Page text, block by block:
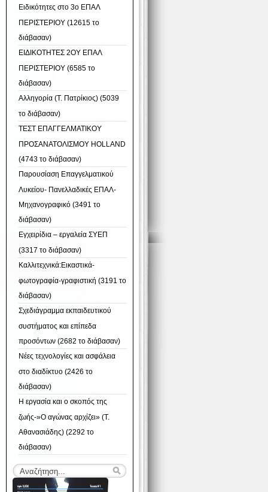
Ειδικότητες στο 3ο ΕΠΑΛ
ΠΕΡΙΣΤΕΡΙΟΥ (12615 το
διάβασαν)
ΕΙΔΙΚΟΤΗΤΕΣ 2ΟΥ ΕΠΑΛ
ΠΕΡΙΣΤΕΡΙΟΥ (6585 το
διάβασαν)
Αλληγορία (T. Πατρίκιος) (5039
το διάβασαν)
ΤΕΣΤ ΕΠΑΓΓΕΛΜΑΤΙΚΟΥ
ΠΡΟΣΑΝΑΤΟΛΙΣΜΟΥ HOLLAND
(4743 το διάβασαν)
Παρουσίαση Επαγγελματικού
Λυκείου- Πανελλαδικές ΕΠΑΛ-
Μηχανογραφικό (3491 το
διάβασαν)
Εγχειρίδια – εργαλεία ΣΥΕΠ
(3317 το διάβασαν)
Καλλιτεχνικά:Εικαστικά-
φωτογραφία-γραφιστική (3191 το
διάβασαν)
Σχεδιάγραμμα εκπαιδευτικού
συστήματος και επίπεδα
προσόντων (2682 το διάβασαν)
Νέες τεχνολογίες και ασφάλεια
στο διαδίκτυο (2426 το
διάβασαν)
Η εργασία και ο σκοπός της
ζωής-»Ο αγώνας αρχίζει» (Τ.
Αθανασιάδης) (2292 το
διάβασαν)